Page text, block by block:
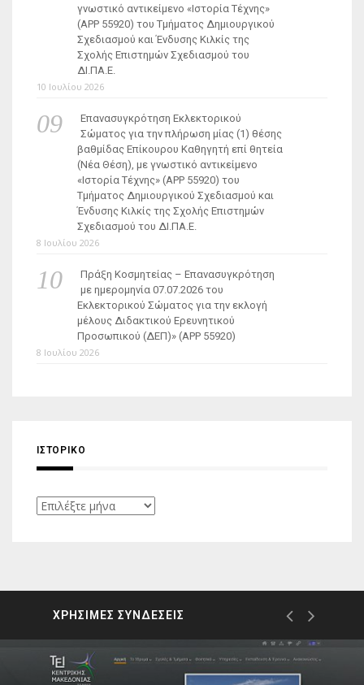
γνωστικό αντικείμενο «Ιστορία Τέχνης»
(ΑΡΡ 55920) του Τμήματος Δημιουργικού
Σχεδιασμού και Ένδυσης Κιλκίς της
Σχολής Επιστημών Σχεδιασμού του
ΔΙ.ΠΑ.Ε.
10 Ιουλίου 2026
Επανασυγκρότηση Εκλεκτορικού
Σώματος για την πλήρωση μίας (1) θέσης
βαθμίδας Επίκουρου Καθηγητή επί θητεία
(Νέα Θέση), με γνωστικό αντικείμενο
«Ιστορία Τέχνης» (ΑΡΡ 55920) του
Τμήματος Δημιουργικού Σχεδιασμού και
Ένδυσης Κιλκίς της Σχολής Επιστημών
Σχεδιασμού του ΔΙ.ΠΑ.Ε.
8 Ιουλίου 2026
Πράξη Κοσμητείας – Επανασυγκρότηση
με ημερομηνία 07.07.2026 του
Εκλεκτορικού Σώματος για την εκλογή
μέλους Διδακτικού Ερευνητικού
Προσωπικού (ΔΕΠ)» (APP 55920)
8 Ιουλίου 2026
ΙΣΤΟΡΙΚΌ
Ιστορικό
ΧΡΗΣΙΜΕΣ ΣΥΝΔΕΣΕΙΣ